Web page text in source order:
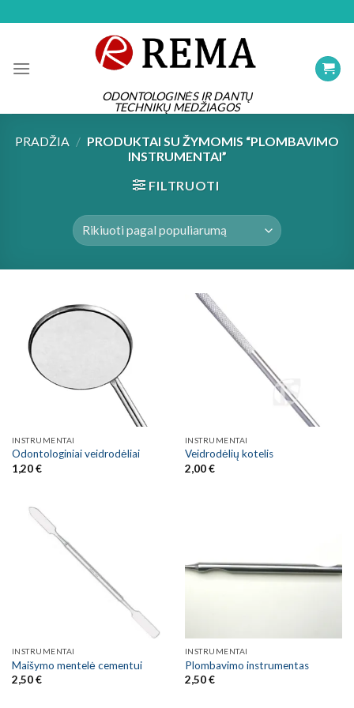
ODONTOLOGINĖS IR DANTŲ
TECHNIKŲ MEDŽIAGOS
PRADŽIA / PRODUKTAI SU ŽYMOMIS “PLOMBAVIMO
INSTRUMENTAI”
FILTRUOTI
INSTRUMENTAI
Odontologiniai veidrodėliai
1,20€
INSTRUMENTAI
Veidrodėlių kotelis
2,00€
INSTRUMENTAI
Maišymo mentelė cementui
2,50€
INSTRUMENTAI
Plombavimo instrumentas
2,50€